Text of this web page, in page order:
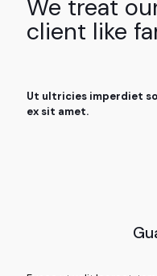
We treat
client like
Ut ultricies imperdiet
ex sit amet.